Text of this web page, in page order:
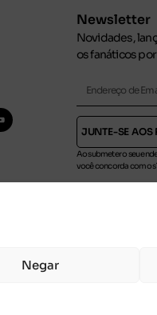
Negar
Newsletter
Novidades,
os fanáticos
JUNTE-SE AOS
Ao submeter o seu
você concorda com os